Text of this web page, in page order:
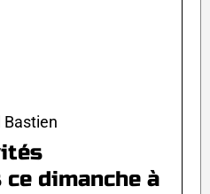
dimanche à